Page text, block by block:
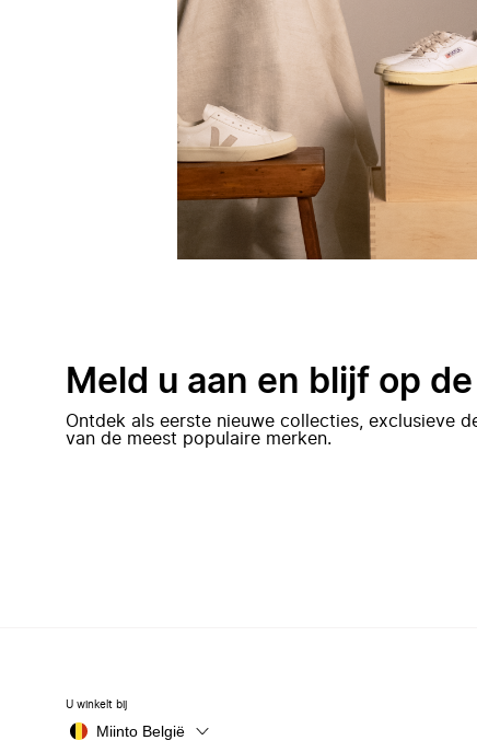
Meld u aan en blijf op
Ontdek als eerste nieuwe collecties, exclusieve
van de meest populaire merken.
U winkelt bij
Miinto België